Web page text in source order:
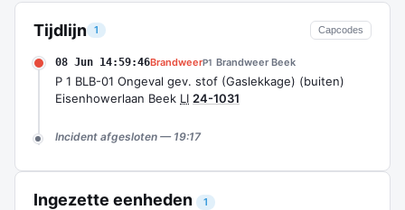
Tijdlijn 1 Capcodes
08 Jun 14:59:46BrandweerP1 Brandweer Beek
P 1 BLB-01 Ongeval gev. stof (Gaslekkage) (buiten)
Eisenhowerlaan Beek LI 24-1031
Incident afgesloten — 19:17
Ingezette eenheden 1